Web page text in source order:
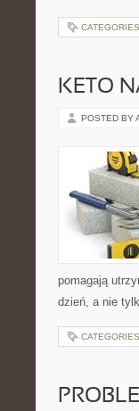
KETO
POSTED BY
pomagają
dzień, a nie